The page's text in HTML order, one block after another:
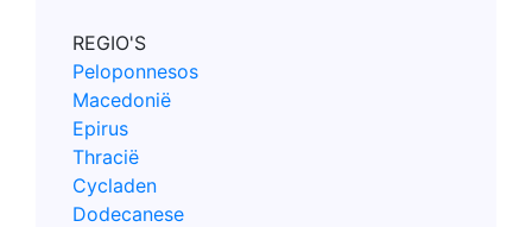
REGIO'S
Peloponnesos
Macedonië
Epirus
Thracië
Cycladen
Dodecanese